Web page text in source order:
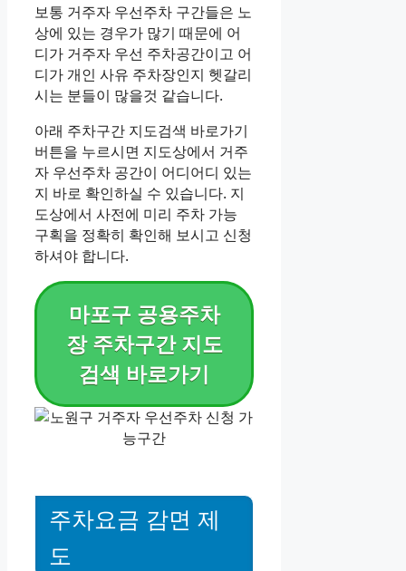
보통 거주자 우선주차 구간들은 노
상에 있는 경우가 많기 때문에 어
디가 거주자 우선 주차공간이고 어
디가 개인 사유 주차장인지 헷갈리
시는 분들이 많을것 같습니다.
아래 주차구간 지도검색 바로가기
버튼을 누르시면 지도상에서 거주
자 우선주차 공간이 어디어디 있는
지 바로 확인하실 수 있습니다. 지
도상에서 사전에 미리 주차 가능
구획을 정확히 확인해 보시고 신청
하셔야 합니다.
마포구 공용주차
장 주차구간 지도
검색 바로가기
주차요금 감면 제
도